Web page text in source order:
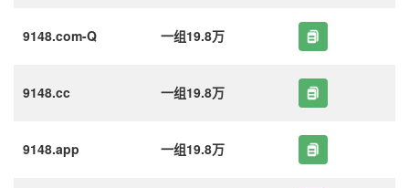
9148.com-Q 一组19.8万
9148.cc 一组19.8万
9148.app 一组19.8万